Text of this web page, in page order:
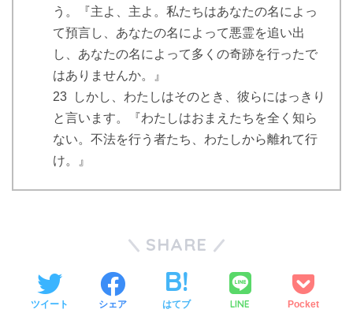
う。『主よ、主よ。私たちはあなたの名によっ
て預言し、あなたの名によって悪霊を追い出
し、あなたの名によって多くの奇跡を行ったで
はありませんか。』
23 しかし、わたしはそのとき、彼らにはっきり
と言います。『わたしはおまえたちを全く知ら
ない。不法を行う者たち、わたしから離れて行
け。』
SHARE
ツイート シェア はてブ LINE Pocket